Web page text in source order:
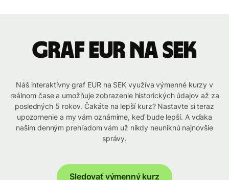
graf EUR na SEK
Náš interaktívny graf EUR na SEK využíva výmenné kurzy v
reálnom čase a umožňuje zobrazenie historických údajov až za
posledných 5 rokov. Čakáte na lepší kurz? Nastavte si teraz
upozornenie a my vám oznámime, keď bude lepší. A vďaka
našim denným prehľadom vám už nikdy neuniknú najnovšie
správy.
Sledovať výmenný kurz